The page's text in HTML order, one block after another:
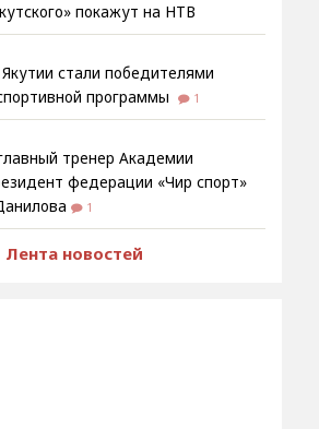
покажут на НТВ
стали победителями
программы
1
тренер Академии
федерации «Чир спорт»
1
Лента новостей